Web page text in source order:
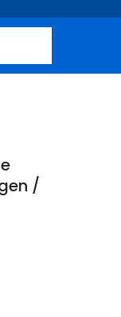
/